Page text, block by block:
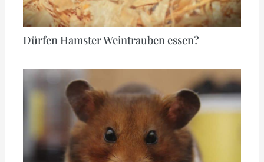
Dürfen Hamster Weintrauben essen?